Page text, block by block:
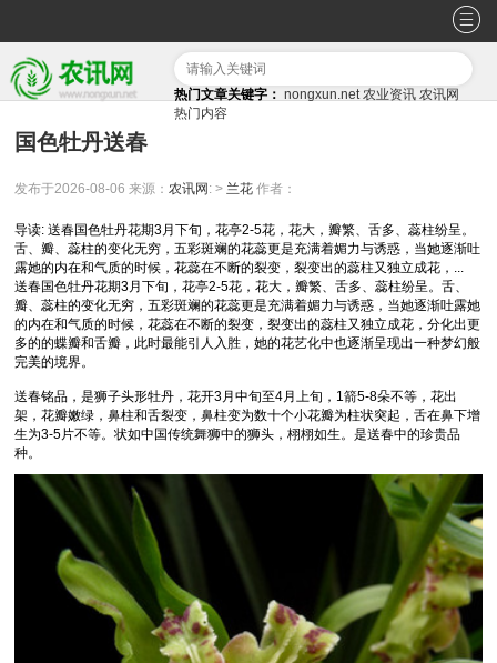
热门文章关键字： nongxun.net 农业资讯 农讯网
热门内容
国色牡丹送春
发布于2026-08-06 来源：农讯网 : > 兰花 作者：
导读: 送春国色牡丹花期3月下旬，花亭2-5花，花大，瓣繁、舌多、蕊柱纷呈。
舌、瓣、蕊柱的变化无穷，五彩斑斓的花蕊更是充满着媚力与诱惑，当她逐渐吐
露她的内在和气质的时候，花蕊在不断的裂变，裂变出的蕊柱又独立成花，...
送春国色牡丹花期3月下旬，花亭2-5花，花大，瓣繁、舌多、蕊柱纷呈。舌、
瓣、蕊柱的变化无穷，五彩斑斓的花蕊更是充满着媚力与诱惑，当她逐渐吐露她
的内在和气质的时候，花蕊在不断的裂变，裂变出的蕊柱又独立成花，分化出更
多的的蝶瓣和舌瓣，此时最能引人入胜，她的花艺化中也逐渐呈现出一种梦幻般
完美的境界。
送春铭品，是狮子头形牡丹，花开3月中旬至4月上旬，1箭5-8朵不等，花出
架，花瓣嫩绿，鼻柱和舌裂变，鼻柱变为数十个小花瓣为柱状突起，舌在鼻下增
生为3-5片不等。状如中国传统舞狮中的狮头，栩栩如生。是送春中的珍贵品
种。